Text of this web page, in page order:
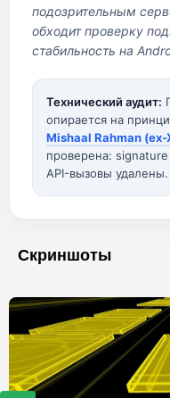
подозрительным
обходит проверку
стабильность на
Технический аудит:
опирается на
Mishaal Rahman (ex-
проверена:
API-вызовы удалены.
Скриншоты